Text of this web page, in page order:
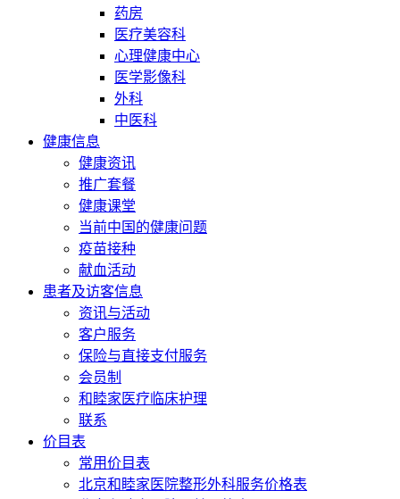
药房
医疗美容科
心理健康中心
医学影像科
外科
中医科
健康信息
健康资讯
推广套餐
健康课堂
当前中国的健康问题
疫苗接种
献血活动
患者及访客信息
资讯与活动
客户服务
保险与直接支付服务
会员制
和睦家医疗临床护理
联系
价目表
常用价目表
北京和睦家医院整形外科服务价格表